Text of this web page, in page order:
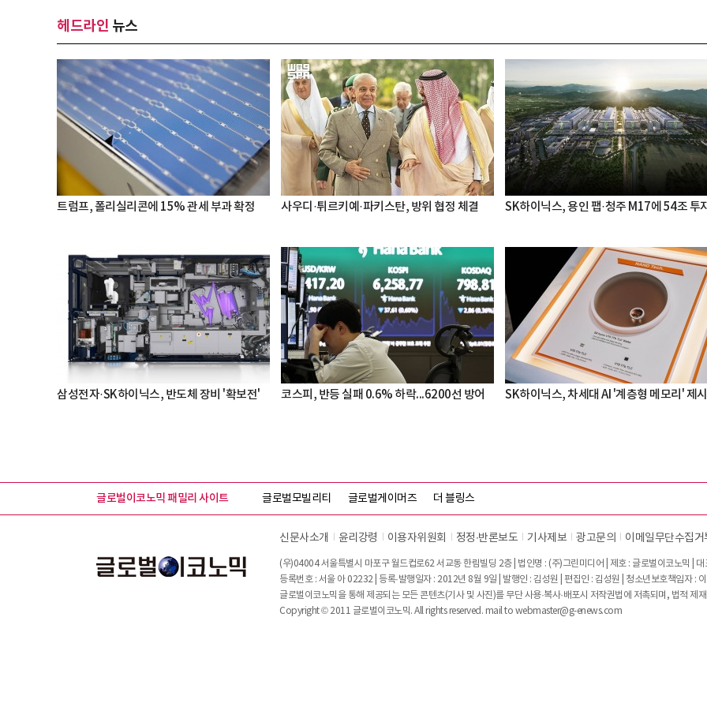
헤드라인 뉴스
트럼프, 폴리실리콘에 15% 관세 부과 확정 사우디·튀르키예·파키스탄, 방위 협정 체결 SK하이닉스, 용인 팹·청주 M17에 54조 투
삼성전자·SK하이닉스, 반도체 장비 '확보전' 코스피, 반등 실패 0.6% 하락...6200선 방어 SK하이닉스, 차세대 AI '계층형 메모리' 제시
글로벌이코노믹 패밀리 사이트 글로벌모빌리티 글로벌게이머즈 더 블링스
신문사소개 윤리강령 이용자위원회 정정∙반론보도 기사제보 광고문의 이메일무단수집거
(우)04004 서울특별시 마포구 월드컵로62 서교동 한림빌딩 2층 | 법인명 : (주)그린미디어 | 제호 : 글로벌이코노믹 |
등록번호 : 서울 아 02232 | 등록·발행일자 : 2012년 8월 9일 | 발행인 : 김성원 | 편집인 : 김성원 | 청소년보호책임자 :
글로벌이코노믹을 통해 제공되는 모든 콘텐츠(기사 및 사진)를 무단 사용·복사·배포시 저작권법에 저촉되며, 법적 제
Copyright © 2011 글로벌이코노믹. All rights reserved. mail to webmaster@g-enews.com